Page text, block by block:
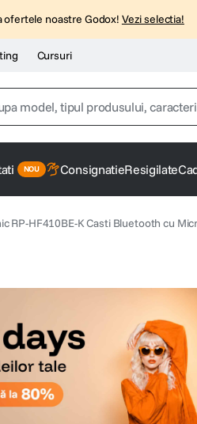
ofertele noastre Godox! Vezi selectia!
Cursuri
model, tipul produsului,
trepied
canon sx740 hs
lavaliera
ConsignatieResigilate
RP-HF410BE-K Casti Bluetooth cu